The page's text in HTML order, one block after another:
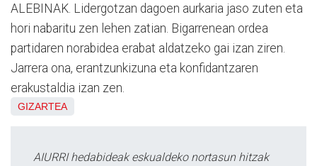
ALEBINAK. Lidergotzan dagoen aurkaria jaso zuten eta
hori nabaritu zen lehen zatian. Bigarrenean ordea
partidaren norabidea erabat aldatzeko gai izan ziren.
Jarrera ona, erantzunkizuna eta konfidantzaren
erakustaldia izan zen.
GIZARTEA
AIURRI hedabideak eskualdeko nortasun hitzak